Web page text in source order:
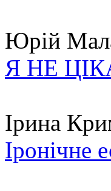
Юрій
Я НЕ
Ірина
Іронічне